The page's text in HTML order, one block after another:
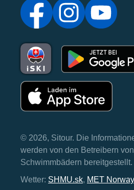
© 2026, Sitour. Die
werden von den Betreibern
Schwimmbädern bereitgestellt.
Wetter: SHMU.sk, MET Norway